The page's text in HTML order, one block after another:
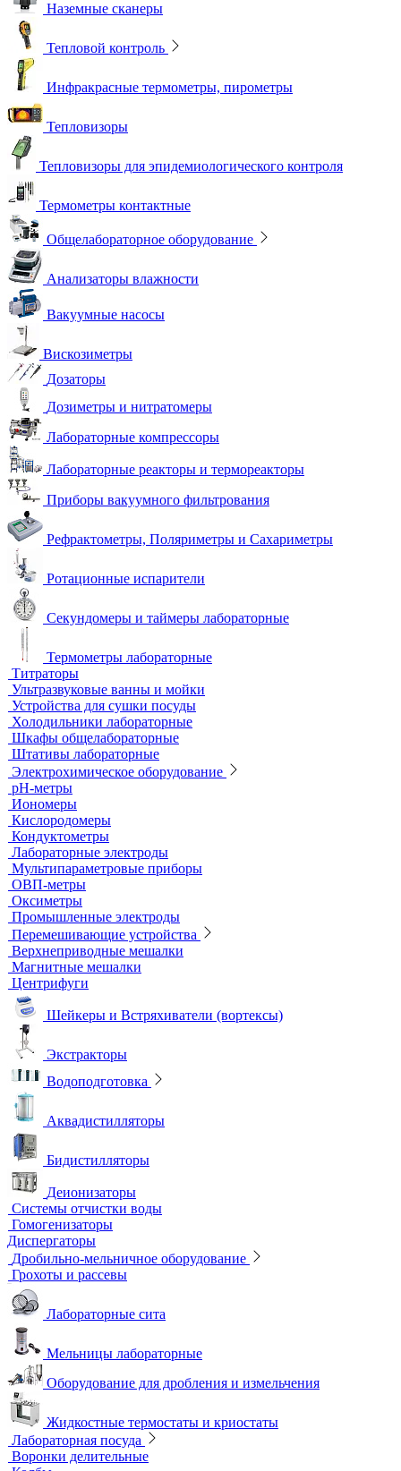
Наземные сканеры
Тепловой контроль
Инфракрасные термометры, пирометры
Тепловизоры
Тепловизоры для эпидемиологического контроля
Термометры контактные
Общелабораторное оборудование
Анализаторы влажности
Вакуумные насосы
Вискозиметры
Дозаторы
Дозиметры и нитратомеры
Лабораторные компрессоры
Лабораторные реакторы и термореакторы
Приборы вакуумного фильтрования
Рефрактометры, Поляриметры и Сахариметры
Ротационные испарители
Секундомеры и таймеры лабораторные
Термометры лабораторные
Титраторы
Ультразвуковые ванны и мойки
Устройства для сушки посуды
Холодильники лабораторные
Шкафы общелабораторные
Штативы лабораторные
Электрохимическое оборудование
pH-метры
Иономеры
Кислородомеры
Кондуктометры
Лабораторные электроды
Мультипараметровые приборы
ОВП-метры
Оксиметры
Промышленные электроды
Перемешивающие устройства
Верхнеприводные мешалки
Магнитные мешалки
Центрифуги
Шейкеры и Встряхиватели (вортексы)
Экстракторы
Водоподготовка
Аквадистилляторы
Бидистилляторы
Системы отчистки воды
Гомогенизаторы
Диспергаторы
Дробильно-мельничное оборудование